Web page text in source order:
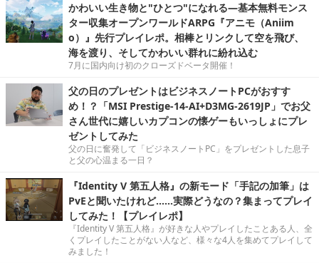
かわいい生き物と"ひとつ"になれる―基本無料モンス
ター収集オープンワールドARPG『アニモ（Aniim
o）』先行プレイレポ。相棒とリンクして空を飛び、
海を渡り、そしてかわいい群れに紛れ込む
7月に国内向け初のクローズドベータ開催！
父の日のプレゼントはビジネスノートPCがおすす
め！？「MSI Prestige-14-AI+D3MG-2619JP」でお父
さん世代に嬉しいカプコンの懐ゲーもいっしょにプレ
ゼントしてみた
父の日に奮発して「ビジネスノートPC」をプレゼントした息子
と父の心温まる一日？
『Identity V 第五人格』の新モード「手記の加筆」は
PvEと聞いたけれど……実際どうなの？集まってプレイ
してみた！【プレイレポ】
『Identity V 第五人格』が好きな人やプレイしたことある人、全
くプレイしたことがない人など、様々な4人を集めてプレイして
みました！